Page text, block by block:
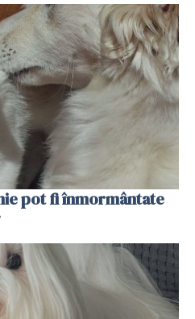
pot fi înmormântate